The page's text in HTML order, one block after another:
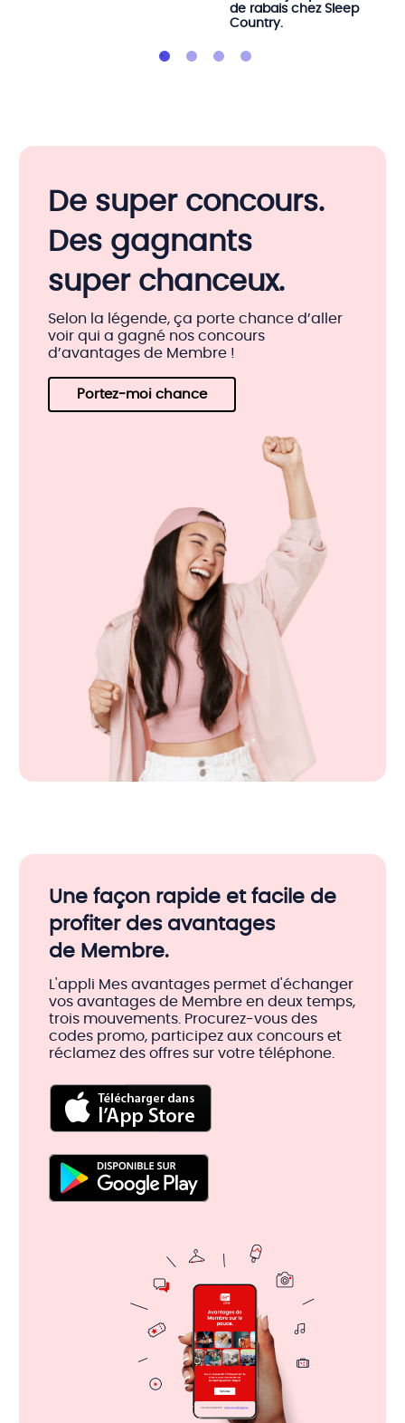
de rabais chez Sleep
Country.
De super concours.
Des gagnants
super chanceux.
Selon la légende, ça porte chance d’aller
voir qui a gagné nos concours
d’avantages de Membre !
Portez‑moi chance
Une façon rapide et facile de
profiter des avantages
de Membre.
L'appli Mes avantages permet d'échanger
vos avantages de Membre en deux temps,
trois mouvements. Procurez-vous des
codes promo, participez aux concours et
réclamez des offres sur votre téléphone.